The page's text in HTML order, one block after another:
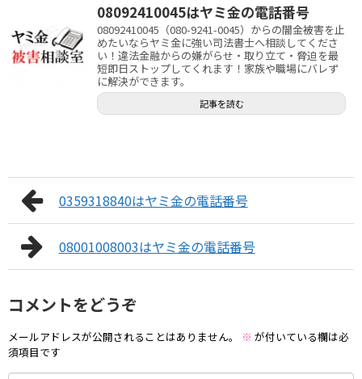
08092410045はヤミ金の電話番号
08092410045（080-9241-0045）からの闇金被害を止
めたいならヤミ金に強い司法書士へ相談してくださ
い！違法金融からの嫌がらせ・取り立て・脅迫を最
短即日ストップしてくれます！家族や職場にバレず
に解決ができます。
記事を読む
0359318840はヤミ金の電話番号
08001008003はヤミ金の電話番号
コメントをどうぞ
メールアドレスが公開されることはありません。 ※ が付いている欄は必
須項目です